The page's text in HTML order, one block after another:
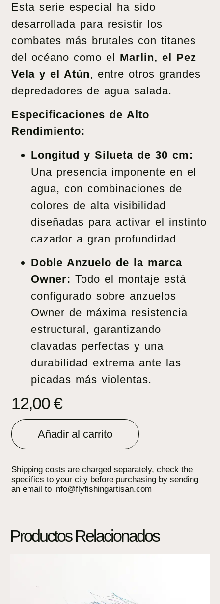
Esta serie especial ha sido
desarrollada para resistir los
combates más brutales con titanes
del océano como el Marlin, el Pez
Vela y el Atún, entre otros grandes
depredadores de agua salada.
Especificaciones de Alto
Rendimiento:
Longitud y Silueta de 30 cm:
Una presencia imponente en el
agua, con combinaciones de
colores de alta visibilidad
diseñadas para activar el instinto
cazador a gran profundidad.
Doble Anzuelo de la marca
Owner: Todo el montaje está
configurado sobre anzuelos
Owner de máxima resistencia
estructural, garantizando
clavadas perfectas y una
durabilidad extrema ante las
picadas más violentas.
12,00€
Añadir al carrito
Shipping costs are charged separately, check the
specifics to your city before purchasing by sending
an email to info@flyfishingartisan.com
Productos Relacionados